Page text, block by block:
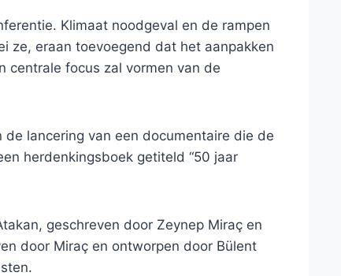
Klimaat noodgeval en de rampen
ze, eraan toevoegend dat het aanpakken
centrale focus zal vormen van de
lancering van een documentaire die de
herdenkingsboek getiteld “50 jaar
geschreven door Zeynep Miraç en
door Miraç en ontworpen door Bülent